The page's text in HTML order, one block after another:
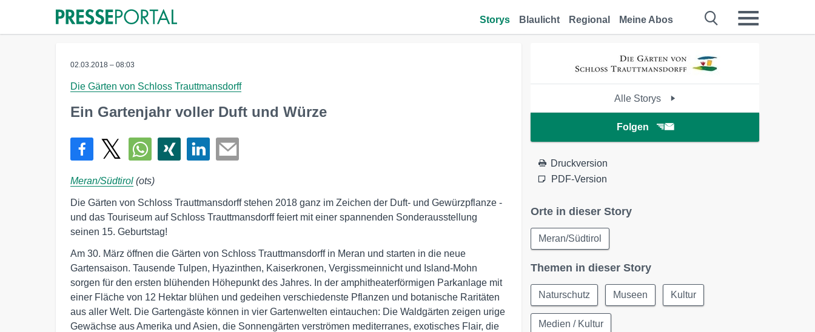
Storys Blaulicht Regional Meine Abos
02.03.2018 – 08:03
Die Gärten von Schloss Trauttmansdorff
Ein Gartenjahr voller Duft und Würze
Meran/Südtirol (ots)
Die Gärten von Schloss Trauttmansdorff stehen 2018 ganz im Zeichen der Duft- und Gewürzpflanze -
und das Touriseum auf Schloss Trauttmansdorff feiert mit einer spannenden Sonderausstellung
seinen 15. Geburtstag!
Am 30. März öffnen die Gärten von Schloss Trauttmansdorff in Meran und starten in die neue
Gartensaison. Tausende Tulpen, Hyazinthen, Kaiserkronen, Vergissmeinnicht und Island-Mohn
sorgen für den ersten blühenden Höhepunkt des Jahres. In der amphitheaterförmigen Parkanlage mit
einer Fläche von 12 Hektar blühen und gedeihen verschiedenste Pflanzen und botanische Raritäten
aus aller Welt. Die Gartengäste können in vier Gartenwelten eintauchen: Die Waldgärten zeigen urige
Gewächse aus Amerika und Asien, die Sonnengärten verströmen mediterranes, exotisches Flair, die
Alle Storys
Folgen
Druckversion
PDF-Version
Orte in dieser Story
Meran/Südtirol
Themen in dieser Story
Naturschutz Museen Kultur
Medien / Kultur